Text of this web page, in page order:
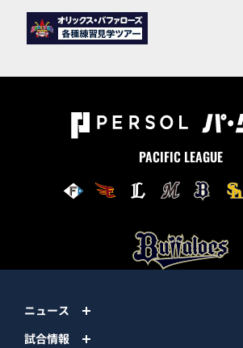
PACIFIC LEAGUE
ニュース
試合情報